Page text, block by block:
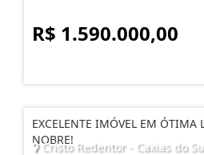
R$ 1.590.000,00
EXCELENTE IMÓVEL EM ÓTIMA
NOBRE!
Cristo Redentor - Caxias do